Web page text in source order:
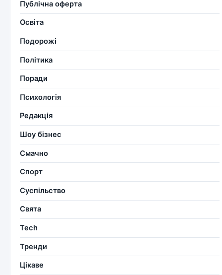
Публічна оферта
Освіта
Подорожі
Політика
Поради
Психологія
Редакція
Шоу бізнес
Смачно
Спорт
Суспільство
Свята
Tech
Тренди
Цікаве